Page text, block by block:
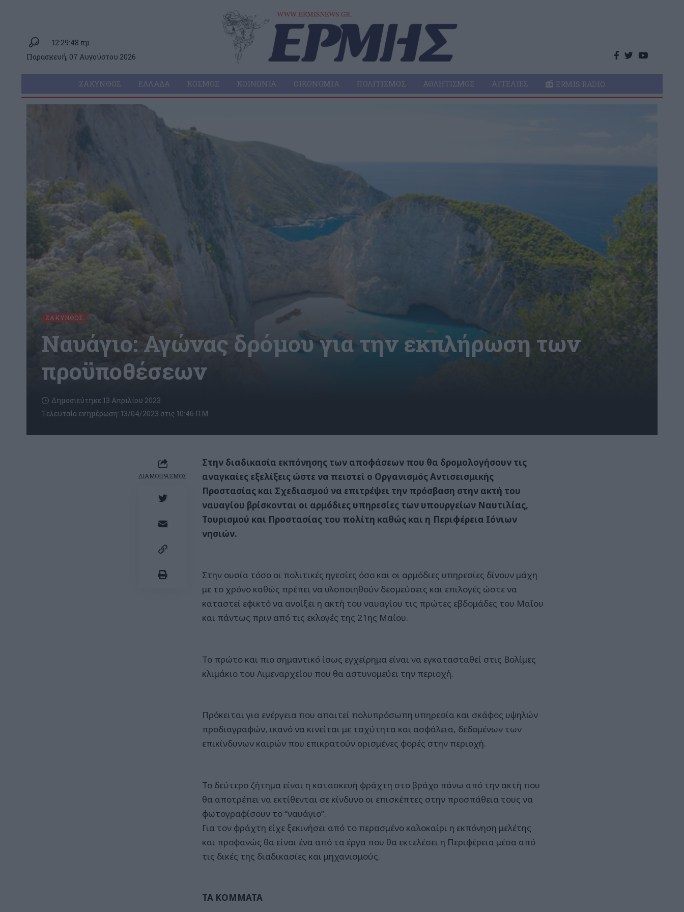
12:29:48 πμ
Παρασκευή, 07 Αυγούστου 2026
ΖΆΚΥΝΘΟΣ ΕΛΛΆΔΑ ΚΌΣΜΟΣ ΚΟΙΝΩΝΊΑ ΟΙΚΟΝΟΜΊΑ ΠΟΛΙΤΙΣΜΌΣ ΑΘΛΗΤΙΣΜΌΣ ΑΓΓΕΛΊΕΣ ERMIS RADIO
ΖΆΚΥΝΘΟΣ
Ναυάγιο: Αγώνας δρόμου για την εκπλήρωση των
προϋποθέσεων
Τελευταία ενημέρωση: 13/04/2023 στις 10:46 ΠΜ
Δημοσιεύτηκε 13 Απριλίου 2023
ΔΙΑΜΟΙΡΑΣΜΟΣ
Στην διαδικασία εκπόνησης των αποφάσεων που θα δρομολογήσουν τις
αναγκαίες εξελίξεις ώστε να πειστεί ο Οργανισμός Αντισεισμικής
Προστασίας και Σχεδιασμού να επιτρέψει την πρόσβαση στην ακτή του
ναυαγίου βρίσκονται οι αρμόδιες υπηρεσίες των υπουργείων Ναυτιλίας,
Τουρισμού και Προστασίας του πολίτη καθώς και η Περιφέρεια Ιόνιων
νησιών.
Στην ουσία τόσο οι πολιτικές ηγεσίες όσο και οι αρμόδιες υπηρεσίες δίνουν μάχη
με το χρόνο καθώς πρέπει να υλοποιηθούν δεσμεύσεις και επιλογές ώστε να
καταστεί εφικτό να ανοίξει η ακτή του ναυαγίου τις πρώτες εβδομάδες του Μαΐου
και πάντως πριν από τις εκλογές της 21ης Μαΐου.
Το πρώτο και πιο σημαντικό ίσως εγχείρημα είναι να εγκατασταθεί στις Βολίμες
κλιμάκιο του Λιμεναρχείου που θα αστυνομεύει την περιοχή.
Πρόκειται για ενέργεια που απαιτεί πολυπρόσωπη υπηρεσία και σκάφος υψηλών
προδιαγραφών, ικανό να κινείται με ταχύτητα και ασφάλεια, δεδομένων των
επικίνδυνων καιρών που επικρατούν ορισμένες φορές στην περιοχή.
Το δεύτερο ζήτημα είναι η κατασκευή φράχτη στο βράχο πάνω από την ακτή που
θα αποτρέπει να εκτίθενται σε κίνδυνο οι επισκέπτες στην προσπάθεια τους να
φωτογραφίσουν το “ναυάγιο”.
Για τον φράχτη είχε ξεκινήσει από το περασμένο καλοκαίρι η εκπόνηση μελέτης
και προφανώς θα είναι ένα από τα έργα που θα εκτελέσει η Περιφέρεια μέσα από
τις δικές της διαδικασίες και μηχανισμούς.
ΤΑ ΚΟΜΜΑΤΑ